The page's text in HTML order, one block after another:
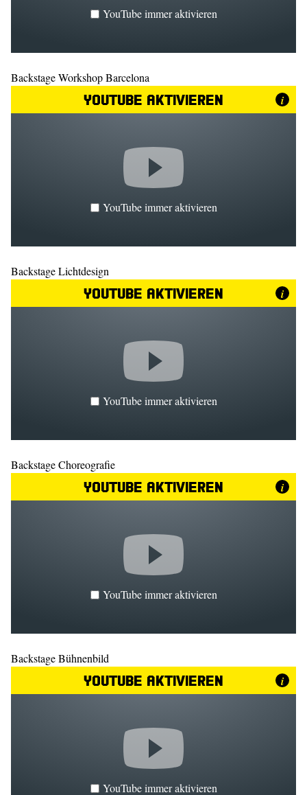
YouTube immer aktivieren
Backstage Workshop Barcelona
YouTube aktivieren i
YouTube immer aktivieren
Backstage Lichtdesign
YouTube aktivieren i
YouTube immer aktivieren
Backstage Choreografie
YouTube aktivieren i
YouTube immer aktivieren
Backstage Bühnenbild
YouTube aktivieren i
YouTube immer aktivieren